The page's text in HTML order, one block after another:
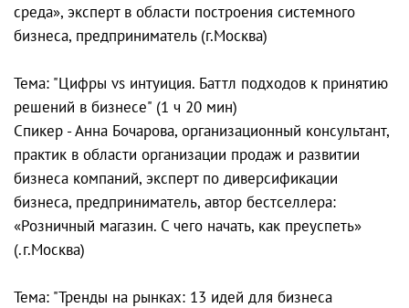
среда», эксперт в области построения системного
бизнеса, предприниматель (г.Москва)
Тема: "Цифры vs интуиция. Баттл подходов к принятию
решений в бизнесе" (1 ч 20 мин)
Спикер - Анна Бочарова, организационный консультант,
практик в области организации продаж и развитии
бизнеса компаний, эксперт по диверсификации
бизнеса, предприниматель, автор бестселлера:
«Розничный магазин. С чего начать, как преуспеть»
(.г.Москва)
Тема: "Тренды на рынках: 13 идей для бизнеса